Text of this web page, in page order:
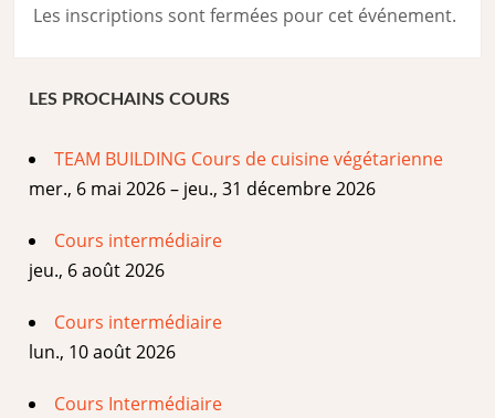
Les inscriptions sont fermées pour cet événement.
LES PROCHAINS COURS
TEAM BUILDING Cours de cuisine végétarienne
mer., 6 mai 2026 – jeu., 31 décembre 2026
Cours intermédiaire
jeu., 6 août 2026
Cours intermédiaire
lun., 10 août 2026
Cours Intermédiaire